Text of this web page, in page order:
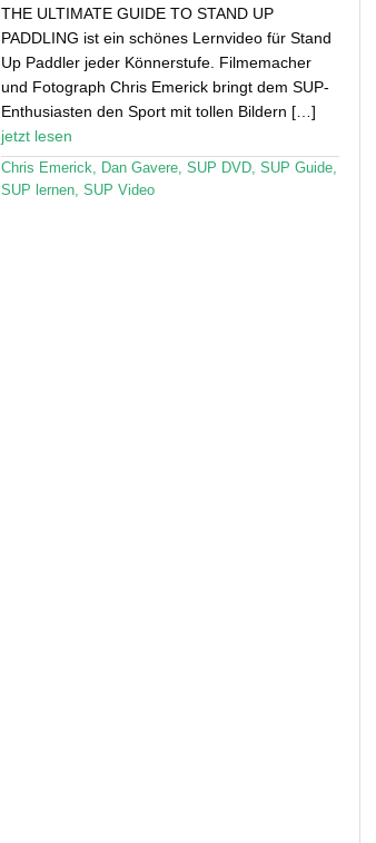
THE ULTIMATE GUIDE TO STAND UP
PADDLING ist ein schönes Lernvideo für Stand
Up Paddler jeder Könnerstufe. Filmemacher
und Fotograph Chris Emerick bringt dem SUP-
Enthusiasten den Sport mit tollen Bildern […]
jetzt lesen
Chris Emerick, Dan Gavere, SUP DVD, SUP Guide,
SUP lernen, SUP Video